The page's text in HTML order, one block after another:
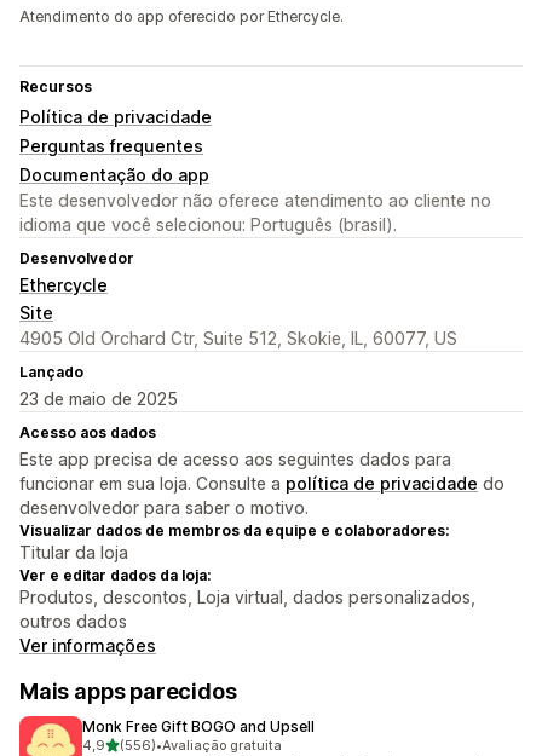
Atendimento do app oferecido por Ethercycle.
Recursos
Política de privacidade
Perguntas frequentes
Documentação do app
Este desenvolvedor não oferece atendimento ao cliente no
idioma que você selecionou: Português (brasil).
Desenvolvedor
Ethercycle
Site
4905 Old Orchard Ctr, Suite 512, Skokie, IL, 60077, US
Lançado
23 de maio de 2025
Acesso aos dados
Este app precisa de acesso aos seguintes dados para
funcionar em sua loja. Consulte a política de privacidade do
desenvolvedor para saber o motivo.
Visualizar dados de membros da equipe e colaboradores:
Titular da loja
Ver e editar dados da loja:
Produtos, descontos, Loja virtual, dados personalizados,
outros dados
Ver informações
Mais apps parecidos
Monk Free Gift BOGO and Upsell
4,9de 5 estrelas
(556)•Avaliação gratuita